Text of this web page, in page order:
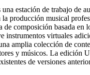
estación de trabajo de
producción musical
de composición basada en
instrumentos virtuales
amplia colección de
y músicos. La edición
de versiones